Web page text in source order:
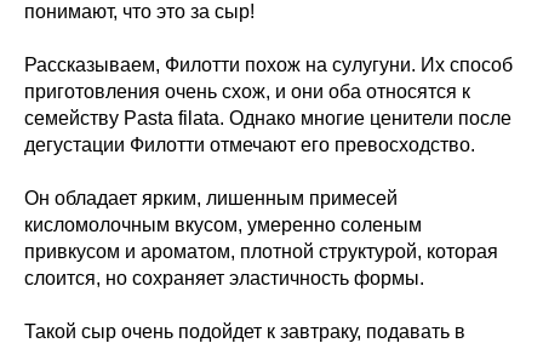
понимают, что это за сыр!
Рассказываем, Филотти похож на сулугуни. Их способ
приготовления очень схож, и они оба относятся к
семейству Pasta filata. Однако многие ценители после
дегустации Филотти отмечают его превосходство.
Он обладает ярким, лишенным примесей
кисломолочным вкусом, умеренно соленым
привкусом и ароматом, плотной структурой, которая
слоится, но сохраняет эластичность формы.
Такой сыр очень подойдет к завтраку, подавать в